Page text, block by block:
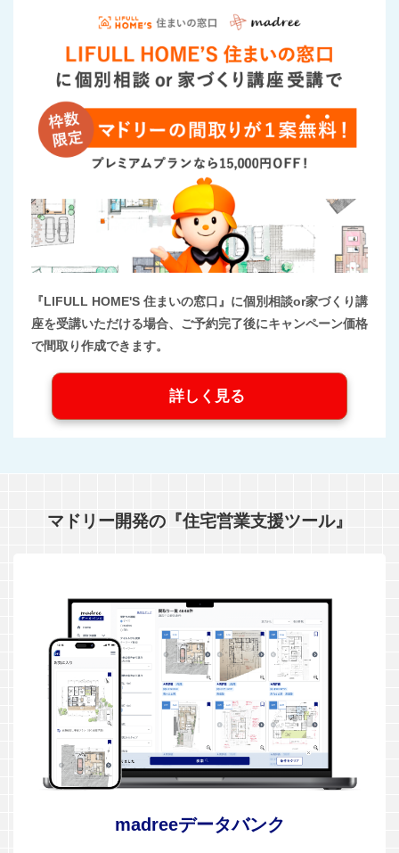
『LIFULL HOME'S 住まいの窓口』に個別相談or家づくり講
座を受講いただける場合、ご予約完了後にキャンペーン価格
で間取り作成できます。
詳しく見る
マドリー開発の『住宅営業支援ツール』
madreeデータバンク